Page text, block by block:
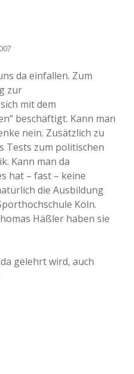
da einfallen. Zum
zur
mit dem
beschäftigt. Kann man
nein. Zusätzlich zu
Tests zum politischen
Kann man da
hat – fast – keine
die Ausbildung
Köln.
Häßler haben sie
gelehrt wird, auch